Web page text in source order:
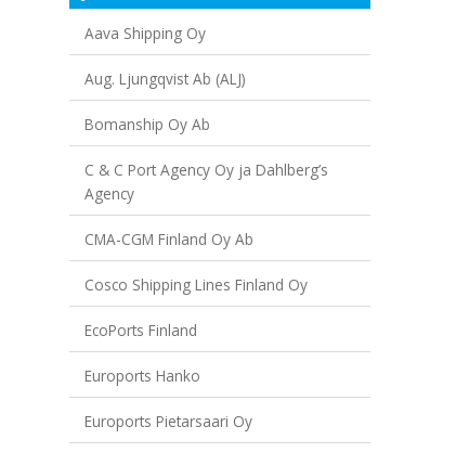
Aava Shipping Oy
Aug. Ljungqvist Ab (ALJ)
Bomanship Oy Ab
C & C Port Agency Oy ja Dahlberg’s
Agency
CMA-CGM Finland Oy Ab
Cosco Shipping Lines Finland Oy
EcoPorts Finland
Euroports Hanko
Euroports Pietarsaari Oy